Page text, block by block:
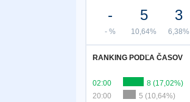
-
- %
5
10,64%
3
6,38%
RANKING PODĽA ČASOV
02:00
8 (17,02%)
20:00
5 (10,64%)